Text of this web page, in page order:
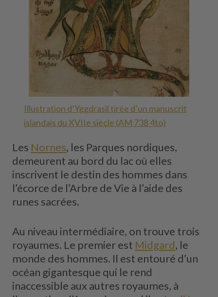
Illustration d’Yggdrasil tirée d’un manuscrit
islandais du XVIIe siècle (AM 738 4to)
Les Nornes, les Parques nordiques,
demeurent au bord du lac où elles
inscrivent le destin des hommes dans
l’écorce de l’Arbre de Vie à l’aide des
runes sacrées.
Au niveau intermédiaire, on trouve trois
royaumes. Le premier est Midgard, le
monde des hommes. Il est entouré d’un
océan gigantesque qui le rend
inaccessible aux autres royaumes, à